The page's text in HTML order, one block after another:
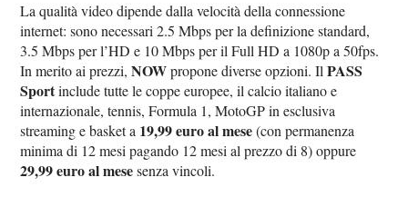
La qualità video dipende dalla velocità della connessione
internet: sono necessari 2.5 Mbps per la definizione standard,
3.5 Mbps per l’HD e 10 Mbps per il Full HD a 1080p a 50fps.
In merito ai prezzi,NOWpropone diverse opzioni. IlPASS
Sportinclude tutte le coppe europee, il calcio italiano e
internazionale, tennis, Formula 1, MotoGP in esclusiva
streaming e basket a 19,99 euro al mese(con permanenza
minima di 12 mesi pagando 12 mesi al prezzo di 8) oppure
29,99 euro al mesesenza vincoli.